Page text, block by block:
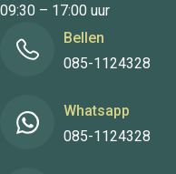
09:30 – 17:00 uur
Bellen
085-1124328
Whatsapp
085-1124328